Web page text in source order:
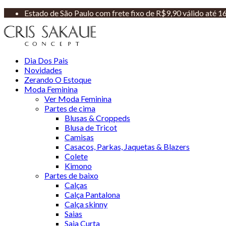
Estado de São Paulo com frete fixo de R$9,90 válido até
Dia Dos Pais
Novidades
Zerando O Estoque
Moda Feminina
Ver Moda Feminina
Partes de cima
Blusas & Croppeds
Blusa de Tricot
Camisas
Casacos, Parkas, Jaquetas & Blazers
Colete
Kimono
Partes de baixo
Calças
Calça Pantalona
Calça skinny
Saias
Saia Curta